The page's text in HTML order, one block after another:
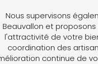
Nous supervisons
Beauvallon et
l'attractivité de votre
coordination des
continue de